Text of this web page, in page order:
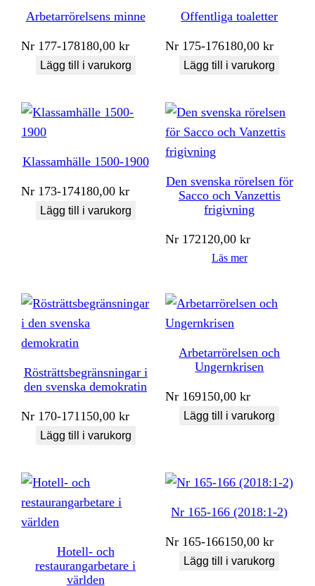
Arbetarrörelsens minne
Nr 177-178180,00kr
Lägg till i varukorg
Offentliga toaletter
Nr 175-176180,00kr
Lägg till i varukorg
Klassamhälle 1500-1900
Nr 173-174180,00kr
Lägg till i varukorg
Den svenska rörelsen för
Sacco och Vanzettis
frigivning
Nr 172120,00kr
Läs mer
Rösträttsbegränsningar i
den svenska demokratin
Nr 170-171150,00kr
Lägg till i varukorg
Arbetarrörelsen och
Ungernkrisen
Nr 169150,00kr
Lägg till i varukorg
Hotell- och
restaurangarbetare i
världen
Nr 165-166 (2018:1-2)
Nr 165-166150,00kr
Lägg till i varukorg